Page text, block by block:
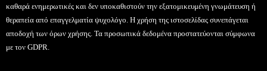
καθαρά ενημερωτικές και δεν υποκαθιστούν την εξατομικευμένη γνωμάτευση ή
θεραπεία από επαγγελματία ψυχολόγο. Η χρήση της ιστοσελίδας συνεπάγεται
αποδοχή των όρων χρήσης. Τα προσωπικά δεδομένα προστατεύονται σύμφωνα
με τον GDPR.